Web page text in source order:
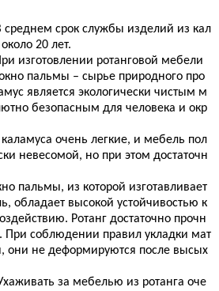
среднем срок службы изделий из кал
20 лет.
изготовлении ротанговой мебели
пальмы – сырье природного про
является экологически чистым м
безопасным для человека и окр
очень легкие, и мебель пол
невесомой, но при этом достаточн
пальмы, из которой изготавливает
обладает высокой устойчивостью к
Ротанг достаточно прочн
При соблюдении правил укладки мат
они не деформируются после высых
за мебелью из ротанга оче